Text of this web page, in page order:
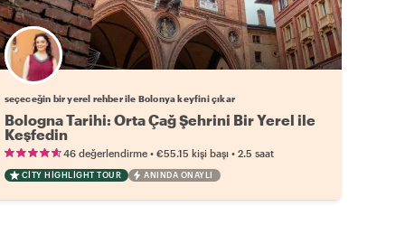
Favori yerel rehberini seç
seçeceğin bir yerel rehber ile Bolonya keyfini çıkar
Bologna Tarihi: Orta Çağ Şehrini Bir Yerel ile
Keşfedin
46 değerlendirme• €55.15 kişi başı• 2.5 saat
CITY HIGHLIGHT TOUR ANINDA ONAYLI